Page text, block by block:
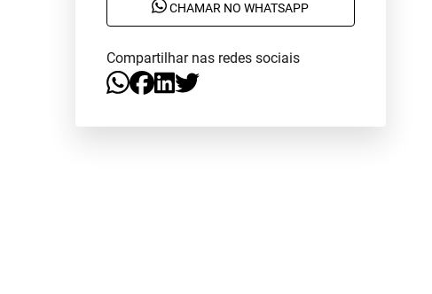
CHAMAR NO WHATSAPP
Compartilhar nas redes sociais